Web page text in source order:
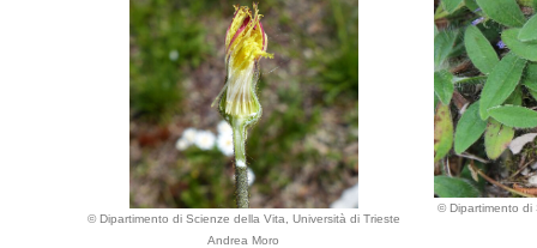
© Dipartimento di Scienze della Vita, Università di Trieste
Andrea Moro
© Dipartimento di